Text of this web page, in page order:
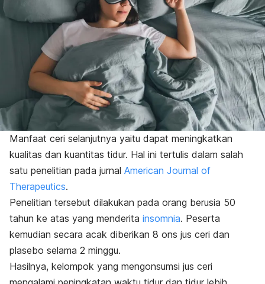
Manfaat ceri selanjutnya yaitu dapat meningkatkan
kualitas dan kuantitas tidur. Hal ini tertulis dalam salah
satu penelitian pada jurnal American Journal of
Therapeutics.
Penelitian tersebut dilakukan pada orang berusia 50
tahun ke atas yang menderita insomnia. Peserta
kemudian secara acak diberikan 8 ons jus ceri dan
plasebo selama 2 minggu.
Hasilnya, kelompok yang mengonsumsi jus ceri